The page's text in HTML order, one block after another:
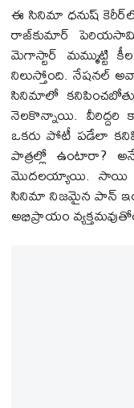
ఈ సినిమా ధనుష్
రాజ్‌కుమార్ పెరియసామి
మెగాస్టార్ మమ్ముట్టి
నిలుస్తోంది. నేష‌న‌ల్
సినిమాలో
నెలకొన్నాయి. వీరిద్దరి
ఒకరు పోటీ ప‌డేలా
పాత్రల్లో ఉంటారా?
మొదలయ్యాయి. సాయి
సినిమా నిజమైన పాన్
అభిప్రాయం